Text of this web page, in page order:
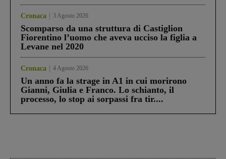
Cronaca 3 Agosto 2026
Scomparso da una struttura di Castiglion
Fiorentino l’uomo che aveva ucciso la figlia a
Levane nel 2020
Cronaca 4 Agosto 2026
Un anno fa la strage in A1 in cui morirono
Gianni, Giulia e Franco. Lo schianto, il
processo, lo stop ai sorpassi fra tir....